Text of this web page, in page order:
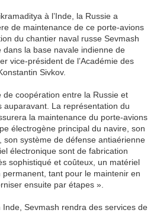
à l’Inde, la Russie a
de maintenance de ce porte-avions
du chantier naval russe Sevmash
dans la base navale indienne de
vice-président de l’Académie des
Sivkov.
de coopération entre la Russie et
auparavant. La représentation du
la maintenance du porte-avions
électrogène principal du navire, son
son système de défense antiaérienne
électronique sont de fabrication
sophistiqué et coûteux, un matériel
permanent, tant pour le maintenir en
ensuite par étapes ».
Sevmash rendra des services de